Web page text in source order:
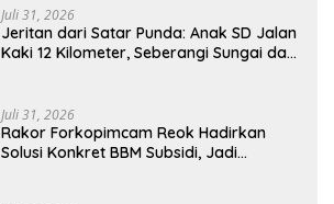
Juli 31, 2026
Jeritan dari Satar Punda: Anak SD Jalan
Kaki 12 Kilometer, Seberangi Sungai dan
Juli 31, 2026
Rakor Forkopimcam Reok Hadirkan
Solusi Konkret BBM Subsidi, Jadi